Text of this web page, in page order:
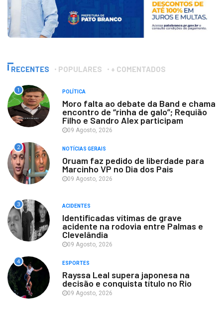
RECENTES POPULARES + COMENTADOS
1 POLÍTICA
Moro falta ao debate da Band e chama
encontro de “rinha de galo”; Requião
Filho e Sandro Alex participam
09 Agosto, 2026
2 NOTÍCIAS GERAIS
Oruam faz pedido de liberdade para
Marcinho VP no Dia dos Pais
09 Agosto, 2026
3 ACIDENTES
Identificadas vítimas de grave
acidente na rodovia entre Palmas e
Clevelândia
09 Agosto, 2026
4 ESPORTES
Rayssa Leal supera japonesa na
decisão e conquista título no Rio
09 Agosto, 2026